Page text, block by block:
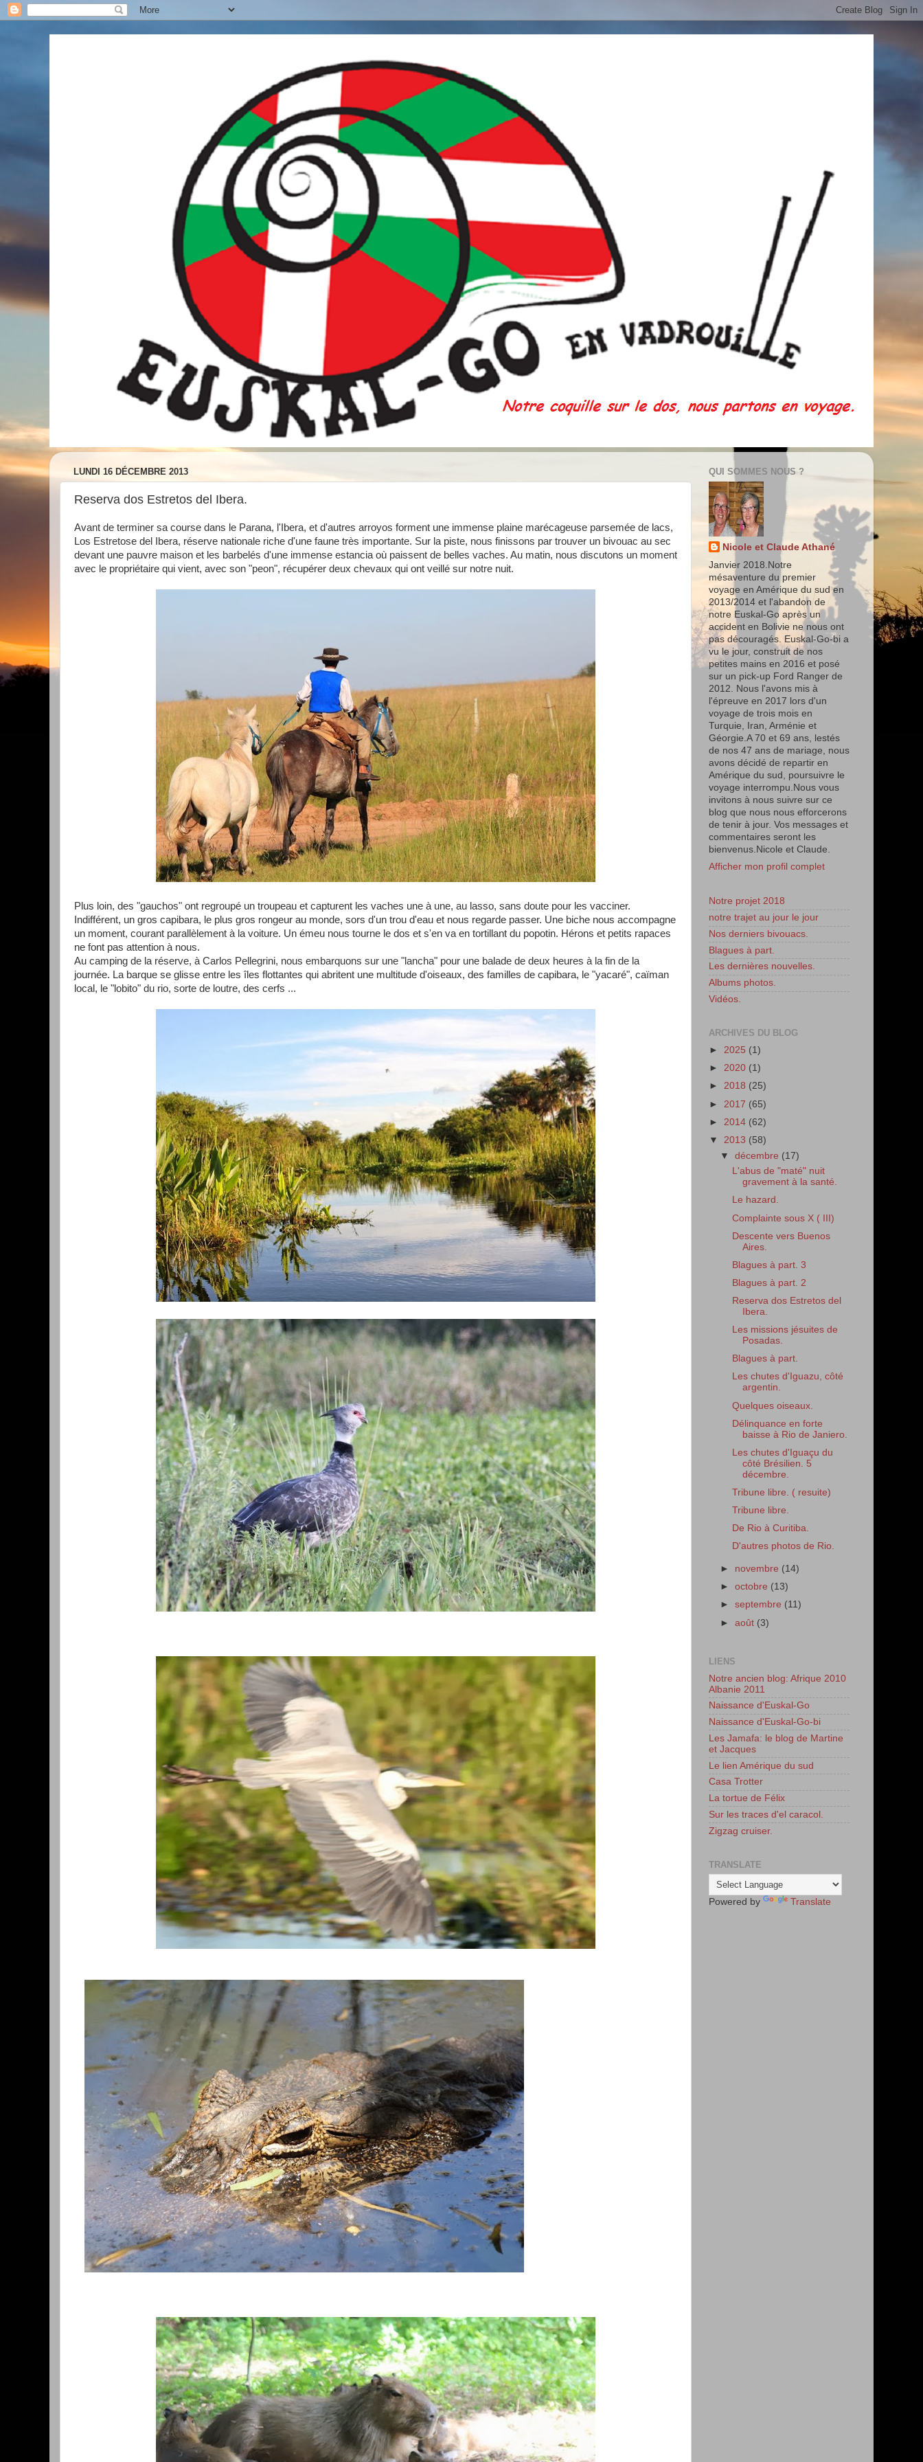
LUNDI 16 DÉCEMBRE 2013
Reserva dos Estretos del Ibera.
Avant de terminer sa course dans le Parana, l'Ibera, et d'autres arroyos forment une immense plaine marécageuse parsemée de lacs,
Los Estretose del Ibera, réserve nationale riche d'une faune très importante. Sur la piste, nous finissons par trouver un bivouac au sec
devant une pauvre maison et les barbelés d'une immense estancia où paissent de belles vaches. Au matin, nous discutons un moment
avec le propriétaire qui vient, avec son "peon", récupérer deux chevaux qui ont veillé sur notre nuit.
Plus loin, des "gauchos" ont regroupé un troupeau et capturent les vaches une à une, au lasso, sans doute pour les vacciner.
Indifférent, un gros capibara, le plus gros rongeur au monde, sors d'un trou d'eau et nous regarde passer. Une biche nous accompagne
un moment, courant parallèlement à la voiture. Un émeu nous tourne le dos et s'en va en tortillant du popotin. Hérons et petits rapaces
ne font pas attention à nous.
Au camping de la réserve, à Carlos Pellegrini, nous embarquons sur une "lancha" pour une balade de deux heures à la fin de la
journée. La barque se glisse entre les îles flottantes qui abritent une multitude d'oiseaux, des familles de capibara, le "yacaré", caïman
local, le "lobito" du rio, sorte de loutre, des cerfs ...
QUI SOMMES NOUS ?
Nicole et Claude Athané
Janvier 2018.Notre
mésaventure du premier
voyage en Amérique du sud en
2013/2014 et l'abandon de
notre Euskal-Go après un
accident en Bolivie ne nous ont
pas découragés. Euskal-Go-bi a
vu le jour, construit de nos
petites mains en 2016 et posé
sur un pick-up Ford Ranger de
2012. Nous l'avons mis à
l'épreuve en 2017 lors d'un
voyage de trois mois en
Turquie, Iran, Arménie et
Géorgie.A 70 et 69 ans, lestés
de nos 47 ans de mariage, nous
avons décidé de repartir en
Amérique du sud, poursuivre le
voyage interrompu.Nous vous
invitons à nous suivre sur ce
blog que nous nous efforcerons
de tenir à jour. Vos messages et
commentaires seront les
bienvenus.Nicole et Claude.
Afficher mon profil complet
Notre projet 2018
notre trajet au jour le jour
Nos derniers bivouacs.
Blagues à part.
Les dernières nouvelles.
Albums photos.
Vidéos.
ARCHIVES DU BLOG
► 2025 (1)
► 2020 (1)
► 2018 (25)
► 2017 (65)
► 2014 (62)
▼ 2013 (58)
▼décembre (17)
L'abus de "maté" nuit
gravement à la santé.
Le hazard.
Complainte sous X ( III)
Descente vers Buenos
Aires.
Blagues à part. 3
Blagues à part. 2
Reserva dos Estretos del
Ibera.
Les missions jésuites de
Posadas.
Blagues à part.
Les chutes d'Iguazu, côté
argentin.
Quelques oiseaux.
Délinquance en forte
baisse à Rio de Janiero.
Les chutes d'Iguaçu du
côté Brésilien. 5
décembre.
Tribune libre. ( resuite)
Tribune libre.
De Rio à Curitiba.
D'autres photos de Rio.
► novembre (14)
►octobre (13)
►septembre (11)
►août (3)
LIENS
Notre ancien blog: Afrique 2010
Albanie 2011
Naissance d'Euskal-Go
Naissance d'Euskal-Go-bi
Les Jamafa: le blog de Martine
et Jacques
Le lien Amérique du sud
Casa Trotter
La tortue de Félix
Sur les traces d'el caracol.
Zigzag cruiser.
TRANSLATE
Powered by Translate